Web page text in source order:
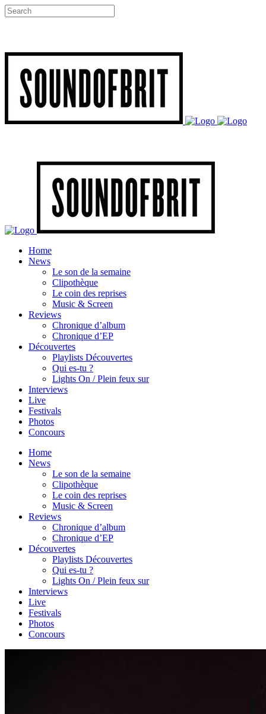
Home
News
Le son de la semaine
Clipothèque
Le coin des reprises
Music & Screen
Reviews
Chronique d’album
Chronique d’EP
Découvertes
Playlists Découvertes
Qui es-tu ?
Lights On / Plein feux sur
Interviews
Live
Festivals
Photos
Concours
Home
News
Le son de la semaine
Clipothèque
Le coin des reprises
Music & Screen
Reviews
Chronique d’album
Chronique d’EP
Découvertes
Playlists Découvertes
Qui es-tu ?
Lights On / Plein feux sur
Interviews
Live
Festivals
Photos
Concours